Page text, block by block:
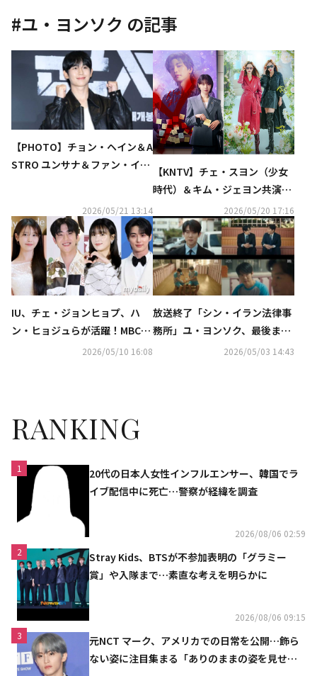
#ユ・ヨンソク の記事
【PHOTO】チョン・ヘイン＆A
STRO ユンサナ＆ファン・イニ
2026/05/21 13:14
【KNTV】チェ・スヨン（少女
時代）＆キム・ジェヨン共演
『アイドルアイ』7月放送決
定！
2026/05/20 17:16
IU、チェ・ジョンヒョプ、ハ
ン・ヒョジュらが活躍！MBCド
ラマのラインナップに注目
2026/05/10 16:08
放送終了「シン・イラン法律事
務所」ユ・ヨンソク、最後まで
力強い活躍…最高視聴率10％を
2026/05/03 14:43
RANKING
1
20代の日本人女性インフルエンサー、韓国でラ
イブ配信中に死亡…警察が経緯を調査
2026/08/06 02:59
2
Stray Kids、BTSが不参加表明の「グラミー
賞」や入隊まで…素直な考えを明らかに
2026/08/06 09:15
3
元NCT マーク、アメリカでの日常を公開…飾ら
ない姿に注目集まる「ありのままの姿を見せた